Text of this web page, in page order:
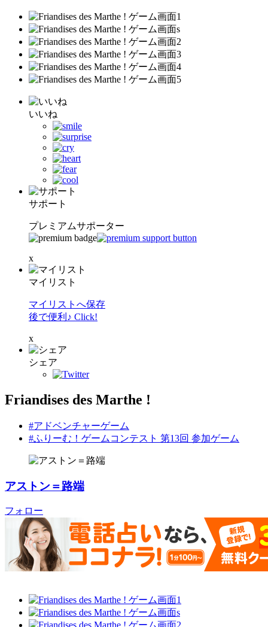
いいね
サポート
プレミアムサポーター
x
マイリスト
マイリストへ保存
後で便利♪ Click!
x
シェア
Friandises des Marthe !
#アドベンチャーゲーム
#ふりーむ！ゲームコンテスト 第13回 参加ゲーム
アストン＝路端
フォロー